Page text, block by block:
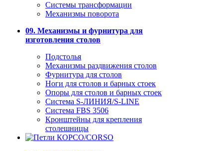
Системы трансформации
Механизмы поворота
09. Механизмы и фурнитура для
изготовления столов
Подстолья
Механизмы раздвижения столов
Фурнитура для столов
Ноги для столов и барных стоек
Опоры для столов и барных стоек
Система S-ЛИНИЯ/S-LINE
Система FBS 3506
Кронштейны для крепления
столешницы